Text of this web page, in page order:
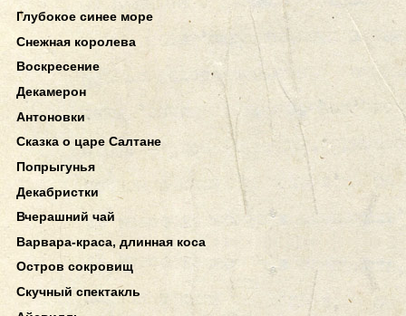
Глубокое синее море
Снежная королева
Воскресение
Декамерон
Антоновки
Сказка о царе Салтане
Попрыгунья
Декабристки
Вчерашний чай
Варвара-краса, длинная коса
Остров сокровищ
Скучный спектакль